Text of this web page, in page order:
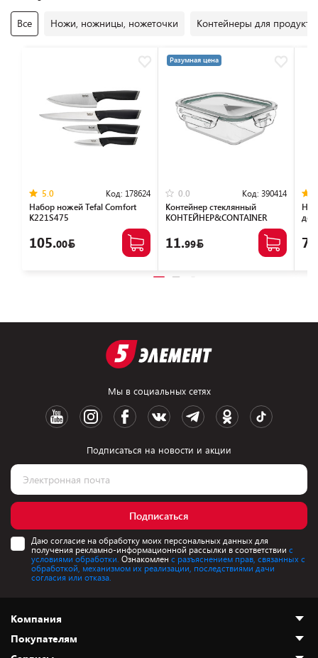
Все Ножи, ножницы, ножеточки Контейнеры для
5.0 Код: 178624
Набор ножей Tefal Сomfort
K221S475
105.00
Разумная цена
0.0 Код: 390414
Контейнер стеклянный
КОНТЕЙНЕР&CONTAINER
11.99
Мы в социальных сетях
Подписаться на новости и акции
Подписаться
Даю согласие на обработку моих персональных данных для
получения рекламно-информационной рассылки в соответствии с
условиями обработки. Ознакомлен с разъяснением прав, связанных с
обработкой, механизмом их реализации, последствиями дачи
согласия или отказа.
Компания
О нас
Покупателям